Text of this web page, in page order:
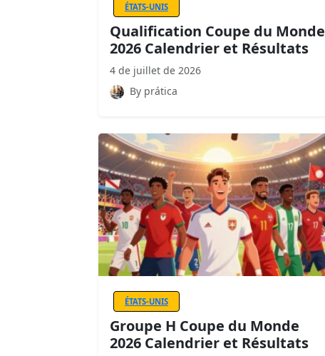
ÉTATS-UNIS
Qualification Coupe du Monde
2026 Calendrier et Résultats
4 de juillet de 2026
By prática
ÉTATS-UNIS
Groupe H Coupe du Monde
2026 Calendrier et Résultats